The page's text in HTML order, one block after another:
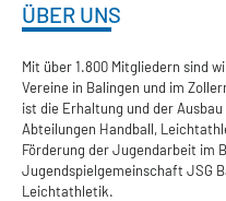
ÜBER UNS
Mit über 1.800 Mitgliedern sind
Vereine in Balingen und im
ist die Erhaltung und der
Abteilungen Handball,
Förderung der Jugendarbeit im
Jugendspielgemeinschaft JSG
Leichtathletik.